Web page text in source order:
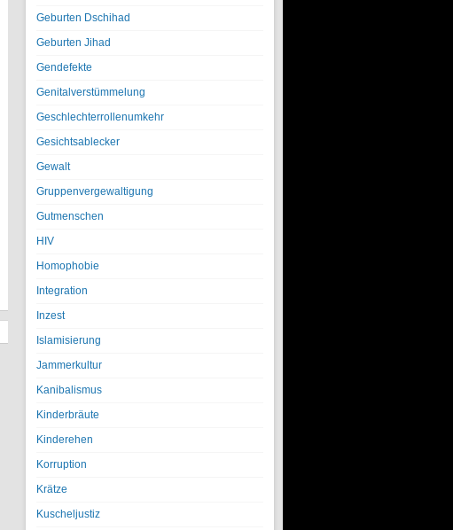
Geburten Dschihad
Geburten Jihad
Gendefekte
Genitalverstümmelung
Geschlechterrollenumkehr
Gesichtsablecker
Gewalt
Gruppenvergewaltigung
Gutmenschen
HIV
Homophobie
Integration
Inzest
Islamisierung
Jammerkultur
Kanibalismus
Kinderbräute
Kinderehen
Korruption
Krätze
Kuscheljustiz